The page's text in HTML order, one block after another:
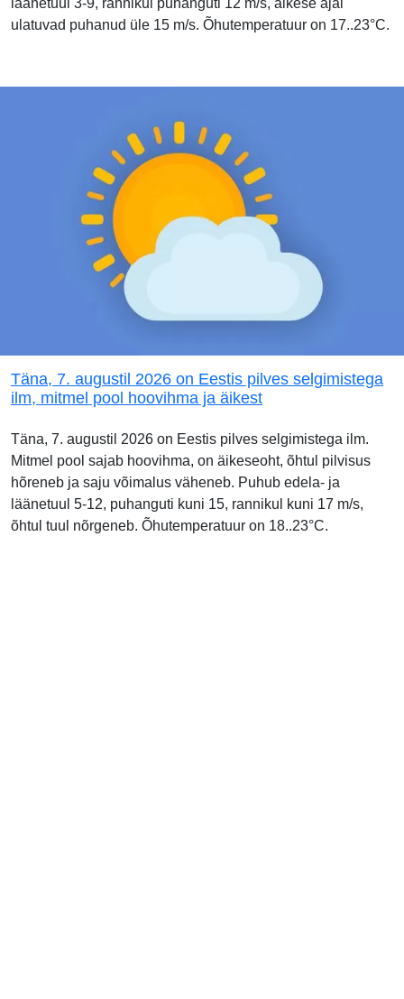
ulatuvad puhanud üle 15 m/s. Õhutemperatuur on 17..23°C.
Täna, 7. augustil 2026 on Eestis pilves selgimistega
ilm, mitmel pool hoovihma ja äikest
Täna, 7. augustil 2026 on Eestis pilves selgimistega ilm.
Mitmel pool sajab hoovihma, on äikeseoht, õhtul pilvisus
hõreneb ja saju võimalus väheneb. Puhub edela- ja
läänetuul 5-12, puhanguti kuni 15, rannikul kuni 17 m/s,
õhtul tuul nõrgeneb. Õhutemperatuur on 18..23°C.